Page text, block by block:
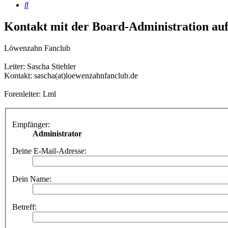
Suche
Kontakt mit der Board-Administration
Löwenzahn Fanclub
Leiter: Sascha Stiehler
Kontakt: sascha(at)loewenzahnfanclub.de
Forenleiter: Lml
Empfänger:
Administrator
Deine E-Mail-Adresse:
Dein Name:
Betreff: